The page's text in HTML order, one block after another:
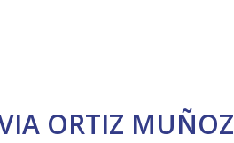
ORTIZ MUÑOZ